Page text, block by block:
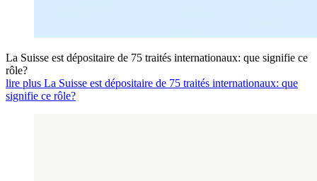
La Suisse est dépositaire de 75 traités internationaux: que signifie ce
rôle?
lire plus La Suisse est dépositaire de 75 traités internationaux: que
signifie ce rôle?